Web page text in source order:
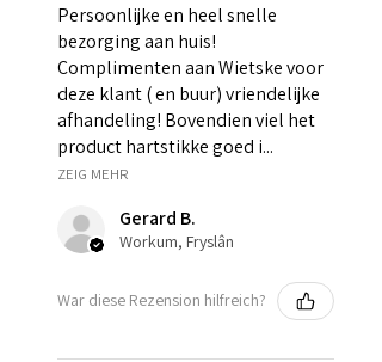
Persoonlijke en heel snelle
bezorging aan huis!
Complimenten aan Wietske voor
deze klant ( en buur) vriendelijke
afhandeling! Bovendien viel het
product hartstikke goed i...
ZEIG MEHR
Gerard B.
Workum, Fryslân
War diese Rezension hilfreich?